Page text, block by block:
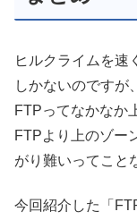
ヒルクライムを速
しかないのですが
FTPってなかなか
FTPより上のゾー
がり難いってこと
今回紹介した「